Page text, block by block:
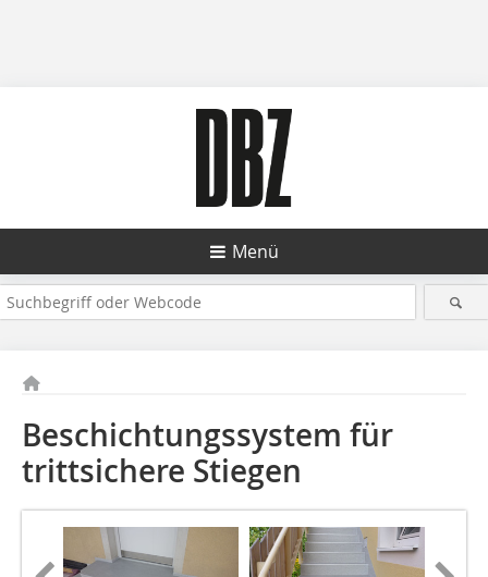
Menü
Beschichtungssystem für
trittsichere Stiegen